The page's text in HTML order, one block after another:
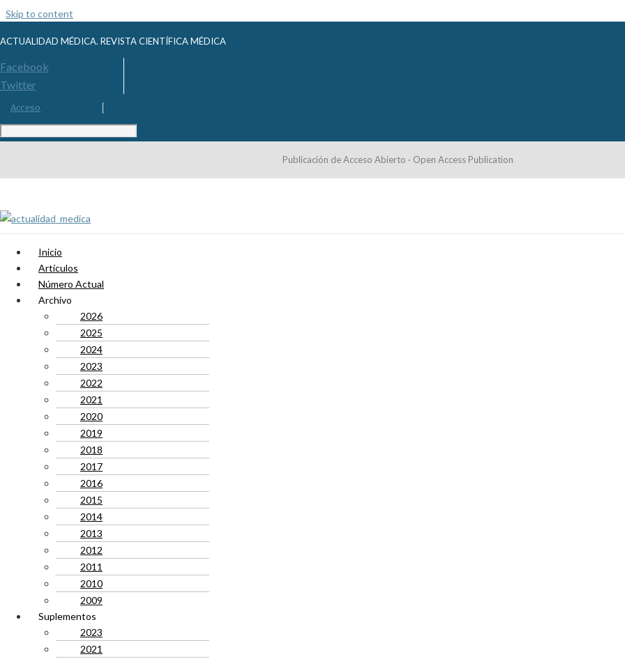
Skip to content
ACTUALIDAD MÉDICA. REVISTA CIENTÍFICA MÉDICA
Facebook
Twitter
Acceso
Publicación de Acceso Abierto · Open Access Publication
Inicio
Artículos
Número Actual
Archivo
2026
2025
2024
2023
2022
2021
2020
2019
2018
2017
2016
2015
2014
2013
2012
2011
2010
2009
Suplementos
2023
2021